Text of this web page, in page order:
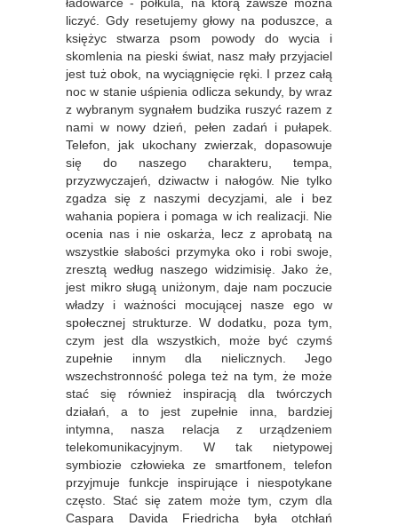
liczyć. Gdy resetujemy głowy na poduszce, a
księżyc stwarza psom powody do wycia i
skomlenia na pieski świat, nasz mały przyjaciel
jest tuż obok, na wyciągnięcie ręki. I przez całą
noc w stanie uśpienia odlicza sekundy, by wraz
z wybranym sygnałem budzika ruszyć razem z
nami w nowy dzień, pełen zadań i pułapek.
Telefon, jak ukochany zwierzak, dopasowuje
się do naszego charakteru, tempa,
przyzwyczajeń, dziwactw i nałogów. Nie tylko
zgadza się z naszymi decyzjami, ale i bez
wahania popiera i pomaga w ich realizacji. Nie
ocenia nas i nie oskarża, lecz z aprobatą na
wszystkie słabości przymyka oko i robi swoje,
zresztą według naszego widzimisię. Jako że,
jest mikro sługą uniżonym, daje nam poczucie
władzy i ważności mocującej nasze ego w
społecznej strukturze. W dodatku, poza tym,
czym jest dla wszystkich, może być czymś
zupełnie innym dla nielicznych. Jego
wszechstronność polega też na tym, że może
stać się również inspiracją dla twórczych
działań, a to jest zupełnie inna, bardziej
intymna, nasza relacja z urządzeniem
telekomunikacyjnym. W tak nietypowej
symbiozie człowieka ze smartfonem, telefon
przyjmuje funkcje inspirujące i niespotykane
często. Stać się zatem może tym, czym dla
Caspara Davida Friedricha była otchłań